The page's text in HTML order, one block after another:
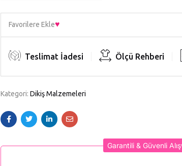
Favorilere Ekle
Teslimat İadesi Ölçü Rehberi
Kategori: Dikiş Malzemeleri
Garantili & Güvenli